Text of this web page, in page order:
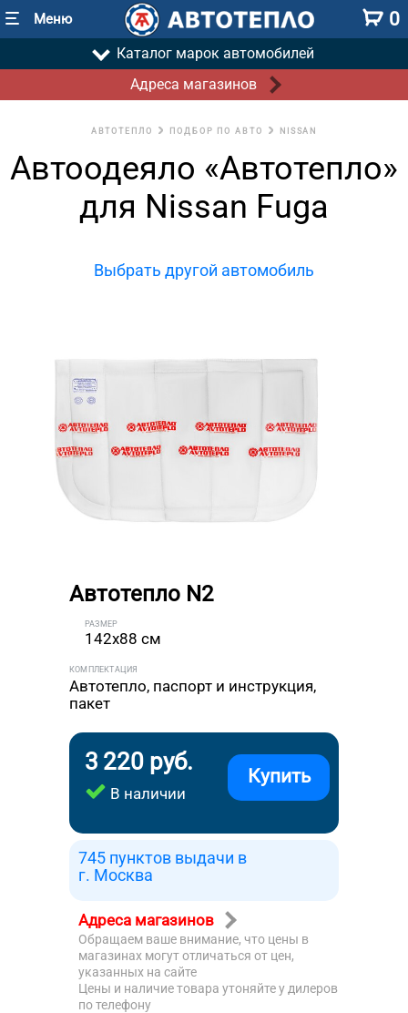
Меню 0
Каталог марок автомобилей
Адреса магазинов
АВТОТЕПЛО ПОДБОР ПО АВТО NISSAN
Автоодеяло «Автотепло»
для Nissan Fuga
Выбрать другой автомобиль
Автотепло N2
РАЗМЕР
142x88 см
КОМПЛЕКТАЦИЯ
Автотепло, паспорт и инструкция,
пакет
3 220 руб.
В наличии
Купить
745 пунктов выдачи в
г. Москва
Адреса магазинов
Обращаем ваше внимание, что цены в
магазинах могут отличаться от цен,
указанных на сайте
Цены и наличие товара утоняйте у дилеров
по телефону